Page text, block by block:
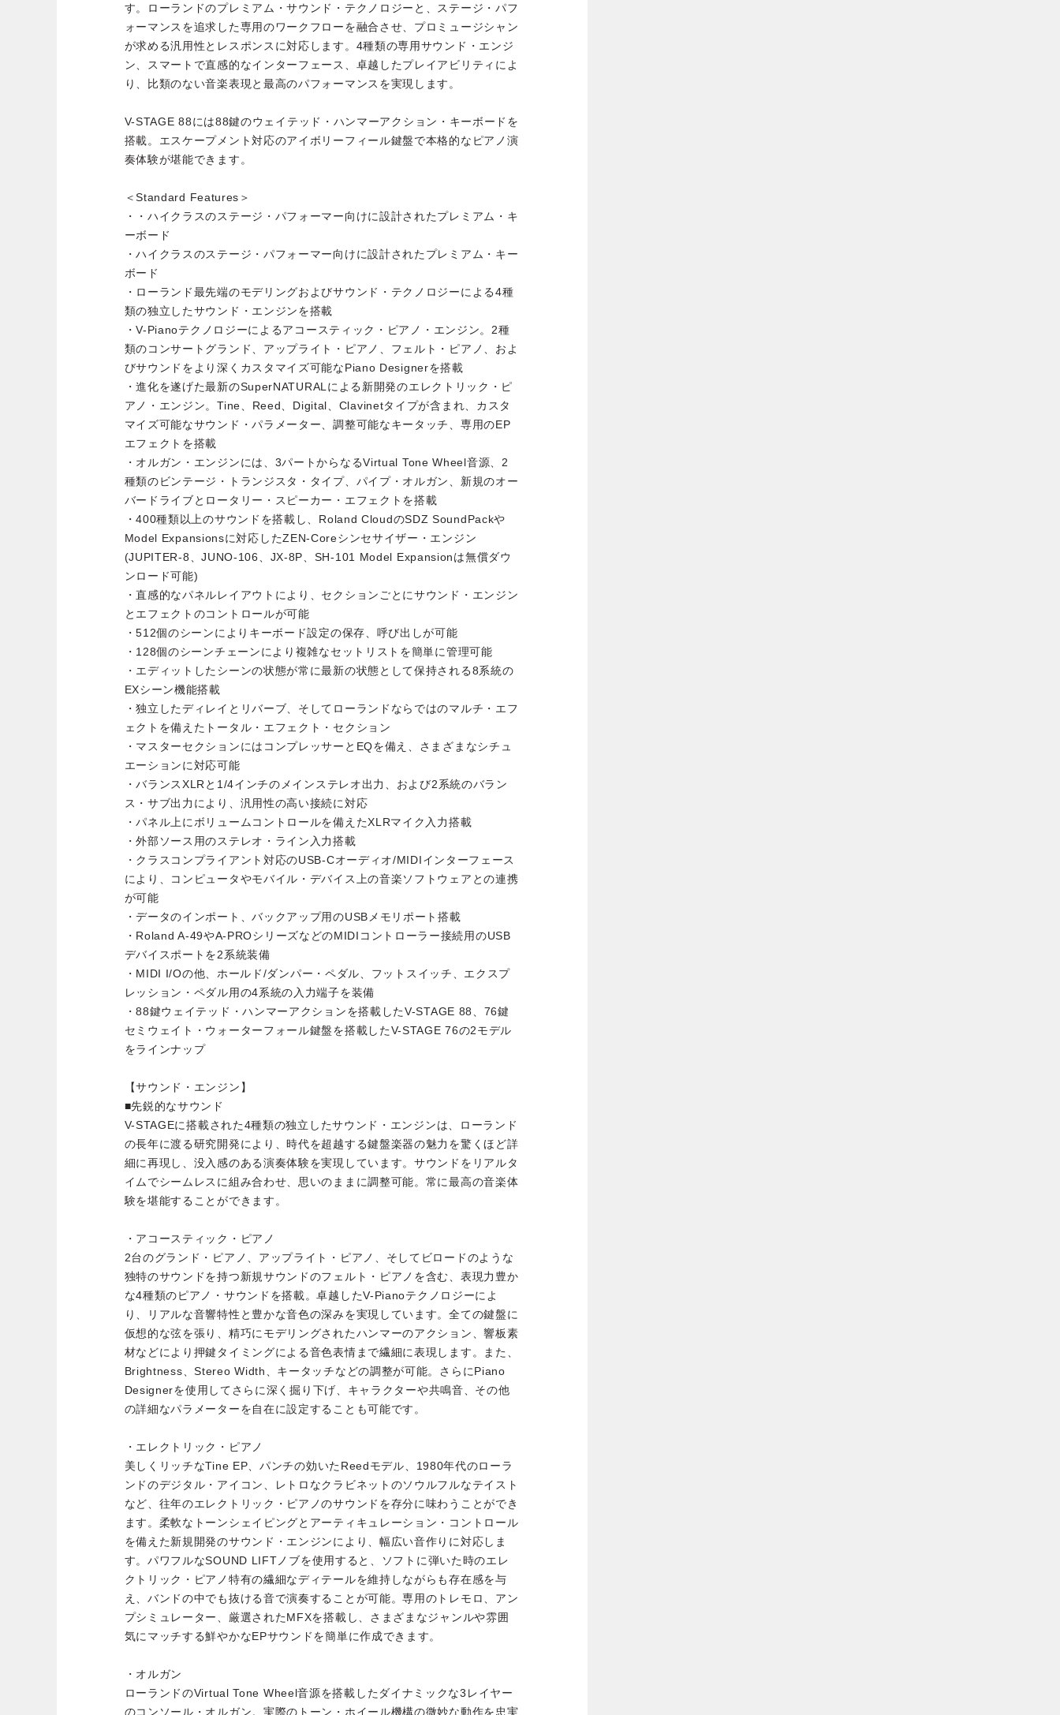
す。ローランドのプレミアム・サウンド・テクノロジーと、ステージ・パフ
ォーマンスを追求した専用のワークフローを融合させ、プロミュージシャン
が求める汎用性とレスポンスに対応します。4種類の専用サウンド・エンジ
ン、スマートで直感的なインターフェース、卓越したプレイアビリティによ
り、比類のない音楽表現と最高のパフォーマンスを実現します。
V-STAGE 88には88鍵のウェイテッド・ハンマーアクション・キーボードを
搭載。エスケープメント対応のアイボリーフィール鍵盤で本格的なピアノ演
奏体験が堪能できます。
＜Standard Features＞
・・ハイクラスのステージ・パフォーマー向けに設計されたプレミアム・キ
ーボード
・ハイクラスのステージ・パフォーマー向けに設計されたプレミアム・キー
ボード
・ローランド最先端のモデリングおよびサウンド・テクノロジーによる4種
類の独立したサウンド・エンジンを搭載
・V-Pianoテクノロジーによるアコースティック・ピアノ・エンジン。2種
類のコンサートグランド、アップライト・ピアノ、フェルト・ピアノ、およ
びサウンドをより深くカスタマイズ可能なPiano Designerを搭載
・進化を遂げた最新のSuperNATURALによる新開発のエレクトリック・ピ
アノ・エンジン。Tine、Reed、Digital、Clavinetタイプが含まれ、カスタ
マイズ可能なサウンド・パラメーター、調整可能なキータッチ、専用のEP
エフェクトを搭載
・オルガン・エンジンには、3パートからなるVirtual Tone Wheel音源、2
種類のビンテージ・トランジスタ・タイプ、パイプ・オルガン、新規のオー
バードライブとロータリー・スピーカー・エフェクトを搭載
・400種類以上のサウンドを搭載し、Roland CloudのSDZ SoundPackや
Model Expansionsに対応したZEN-Coreシンセサイザー・エンジン
(JUPITER-8、JUNO-106、JX-8P、SH-101 Model Expansionは無償ダウ
ンロード可能)
・直感的なパネルレイアウトにより、セクションごとにサウンド・エンジン
とエフェクトのコントロールが可能
・512個のシーンによりキーボード設定の保存、呼び出しが可能
・128個のシーンチェーンにより複雑なセットリストを簡単に管理可能
・エディットしたシーンの状態が常に最新の状態として保持される8系統の
EXシーン機能搭載
・独立したディレイとリバーブ、そしてローランドならではのマルチ・エフ
ェクトを備えたトータル・エフェクト・セクション
・マスターセクションにはコンプレッサーとEQを備え、さまざまなシチュ
エーションに対応可能
・バランスXLRと1/4インチのメインステレオ出力、および2系統のバラン
ス・サブ出力により、汎用性の高い接続に対応
・パネル上にボリュームコントロールを備えたXLRマイク入力搭載
・外部ソース用のステレオ・ライン入力搭載
・クラスコンプライアント対応のUSB-Cオーディオ/MIDIインターフェース
により、コンピュータやモバイル・デバイス上の音楽ソフトウェアとの連携
が可能
・データのインポート、バックアップ用のUSBメモリポート搭載
・Roland A-49やA-PROシリーズなどのMIDIコントローラー接続用のUSB
デバイスポートを2系統装備
・MIDI I/Oの他、ホールド/ダンパー・ペダル、フットスイッチ、エクスプ
レッション・ペダル用の4系統の入力端子を装備
・88鍵ウェイテッド・ハンマーアクションを搭載したV-STAGE 88、76鍵
セミウェイト・ウォーターフォール鍵盤を搭載したV-STAGE 76の2モデル
をラインナップ
【サウンド・エンジン】
■先鋭的なサウンド
V-STAGEに搭載された4種類の独立したサウンド・エンジンは、ローランド
の長年に渡る研究開発により、時代を超越する鍵盤楽器の魅力を驚くほど詳
細に再現し、没入感のある演奏体験を実現しています。サウンドをリアルタ
イムでシームレスに組み合わせ、思いのままに調整可能。常に最高の音楽体
験を堪能することができます。
・アコースティック・ピアノ
2台のグランド・ピアノ、アップライト・ピアノ、そしてビロードのような
独特のサウンドを持つ新規サウンドのフェルト・ピアノを含む、表現力豊か
な4種類のピアノ・サウンドを搭載。卓越したV-Pianoテクノロジーによ
り、リアルな音響特性と豊かな音色の深みを実現しています。全ての鍵盤に
仮想的な弦を張り、精巧にモデリングされたハンマーのアクション、響板素
材などにより押鍵タイミングによる音色表情まで繊細に表現します。また、
Brightness、Stereo Width、キータッチなどの調整が可能。さらにPiano
Designerを使用してさらに深く掘り下げ、キャラクターや共鳴音、その他
の詳細なパラメーターを自在に設定することも可能です。
・エレクトリック・ピアノ
美しくリッチなTine EP、パンチの効いたReedモデル、1980年代のローラ
ンドのデジタル・アイコン、レトロなクラビネットのソウルフルなテイスト
など、往年のエレクトリック・ピアノのサウンドを存分に味わうことができ
ます。柔軟なトーンシェイピングとアーティキュレーション・コントロール
を備えた新規開発のサウンド・エンジンにより、幅広い音作りに対応しま
す。パワフルなSOUND LIFTノブを使用すると、ソフトに弾いた時のエレ
クトリック・ピアノ特有の繊細なディテールを維持しながらも存在感を与
え、バンドの中でも抜ける音で演奏することが可能。専用のトレモロ、アン
プシミュレーター、厳選されたMFXを搭載し、さまざまなジャンルや雰囲
気にマッチする鮮やかなEPサウンドを簡単に作成できます。
・オルガン
ローランドのVirtual Tone Wheel音源を搭載したダイナミックな3レイヤー
のコンソール・オルガン。実際のトーン・ホイール機構の微妙な動作を忠実